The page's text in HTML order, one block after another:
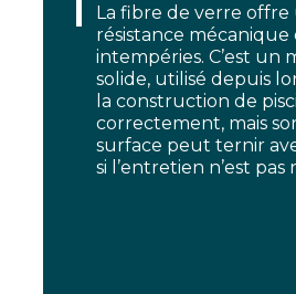
La fibre de verre
résistance mécanique
intempéries. C’est un
solide, utilisé depuis
la construction de
correctement, mais
surface peut ternir
si l’entretien n’est pas